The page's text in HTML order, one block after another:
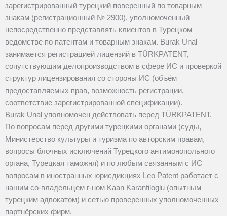
зарегистрированный турецкий поверенный по товарным
знакам (регистрационный № 2900), уполномоченный
непосредственно представлять клиентов в Турецком
ведомстве по патентам и товарным знакам. Burak Unal
занимается регистрацией лицензий в TÜRKPATENT,
сопутствующим делопроизводством в сфере ИС и проверкой
структур лицензирования со стороны ИС (объём
предоставляемых прав, возможность регистрации,
соответствие зарегистрированной спецификации).
Burak Unal уполномочен действовать перед TÜRKPATENT.
По вопросам перед другими турецкими органами (суды,
Министерство культуры и туризма по авторским правам,
вопросы блочных исключений Турецкого антимонопольного
органа, Турецкая таможня) и по любым связанным с ИС
вопросам в иностранных юрисдикциях Leo Patent работает с
нашим со‑владельцем г‑ном Kaan Karanfiloglu (опытным
турецким адвокатом) и сетью проверенных уполномоченных
партнёрских фирм.